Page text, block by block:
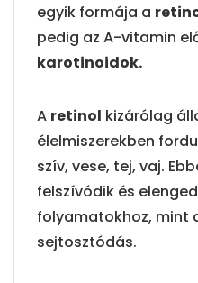
egyik formája a
pedig az A-vitamin
karotinoidok.
A retinol kizárólag
élelmiszerekben
szív, vese, tej, vaj.
felszívódik és
folyamatokhoz, mint
sejtosztódás.